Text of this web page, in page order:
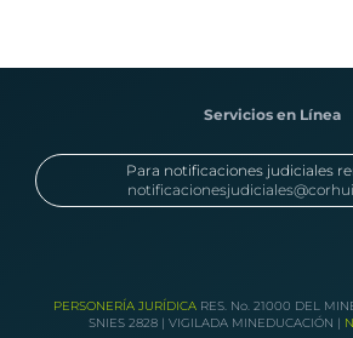
Servicios en Línea
Para notificaciones judiciales
PERSONERÍA JURÍDICA RES. No. 21000 DEL
SNIES 2828 | VIGILADA MINEDUCACIÓN |